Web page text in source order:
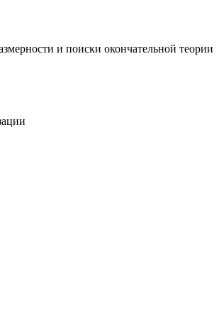
и поиски окончательной теории